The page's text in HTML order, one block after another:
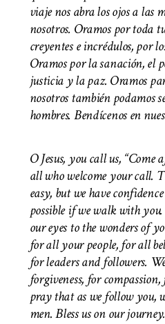
viaje nos abra los ojos a las
nosotros. Oramos por toda
creyentes e incrédulos, por
Oramos por la sanación, el
justicia y la paz. Oramos
nosotros también podamos
hombres. Bendícenos en
O Jesus, you call us, “Come
all who welcome your call.
easy, but we have
possible if we walk with
our eyes to the wonders of
for all your people, for all
for leaders and followers.
forgiveness, for
pray that as we follow you,
men.Bless us on our journey.